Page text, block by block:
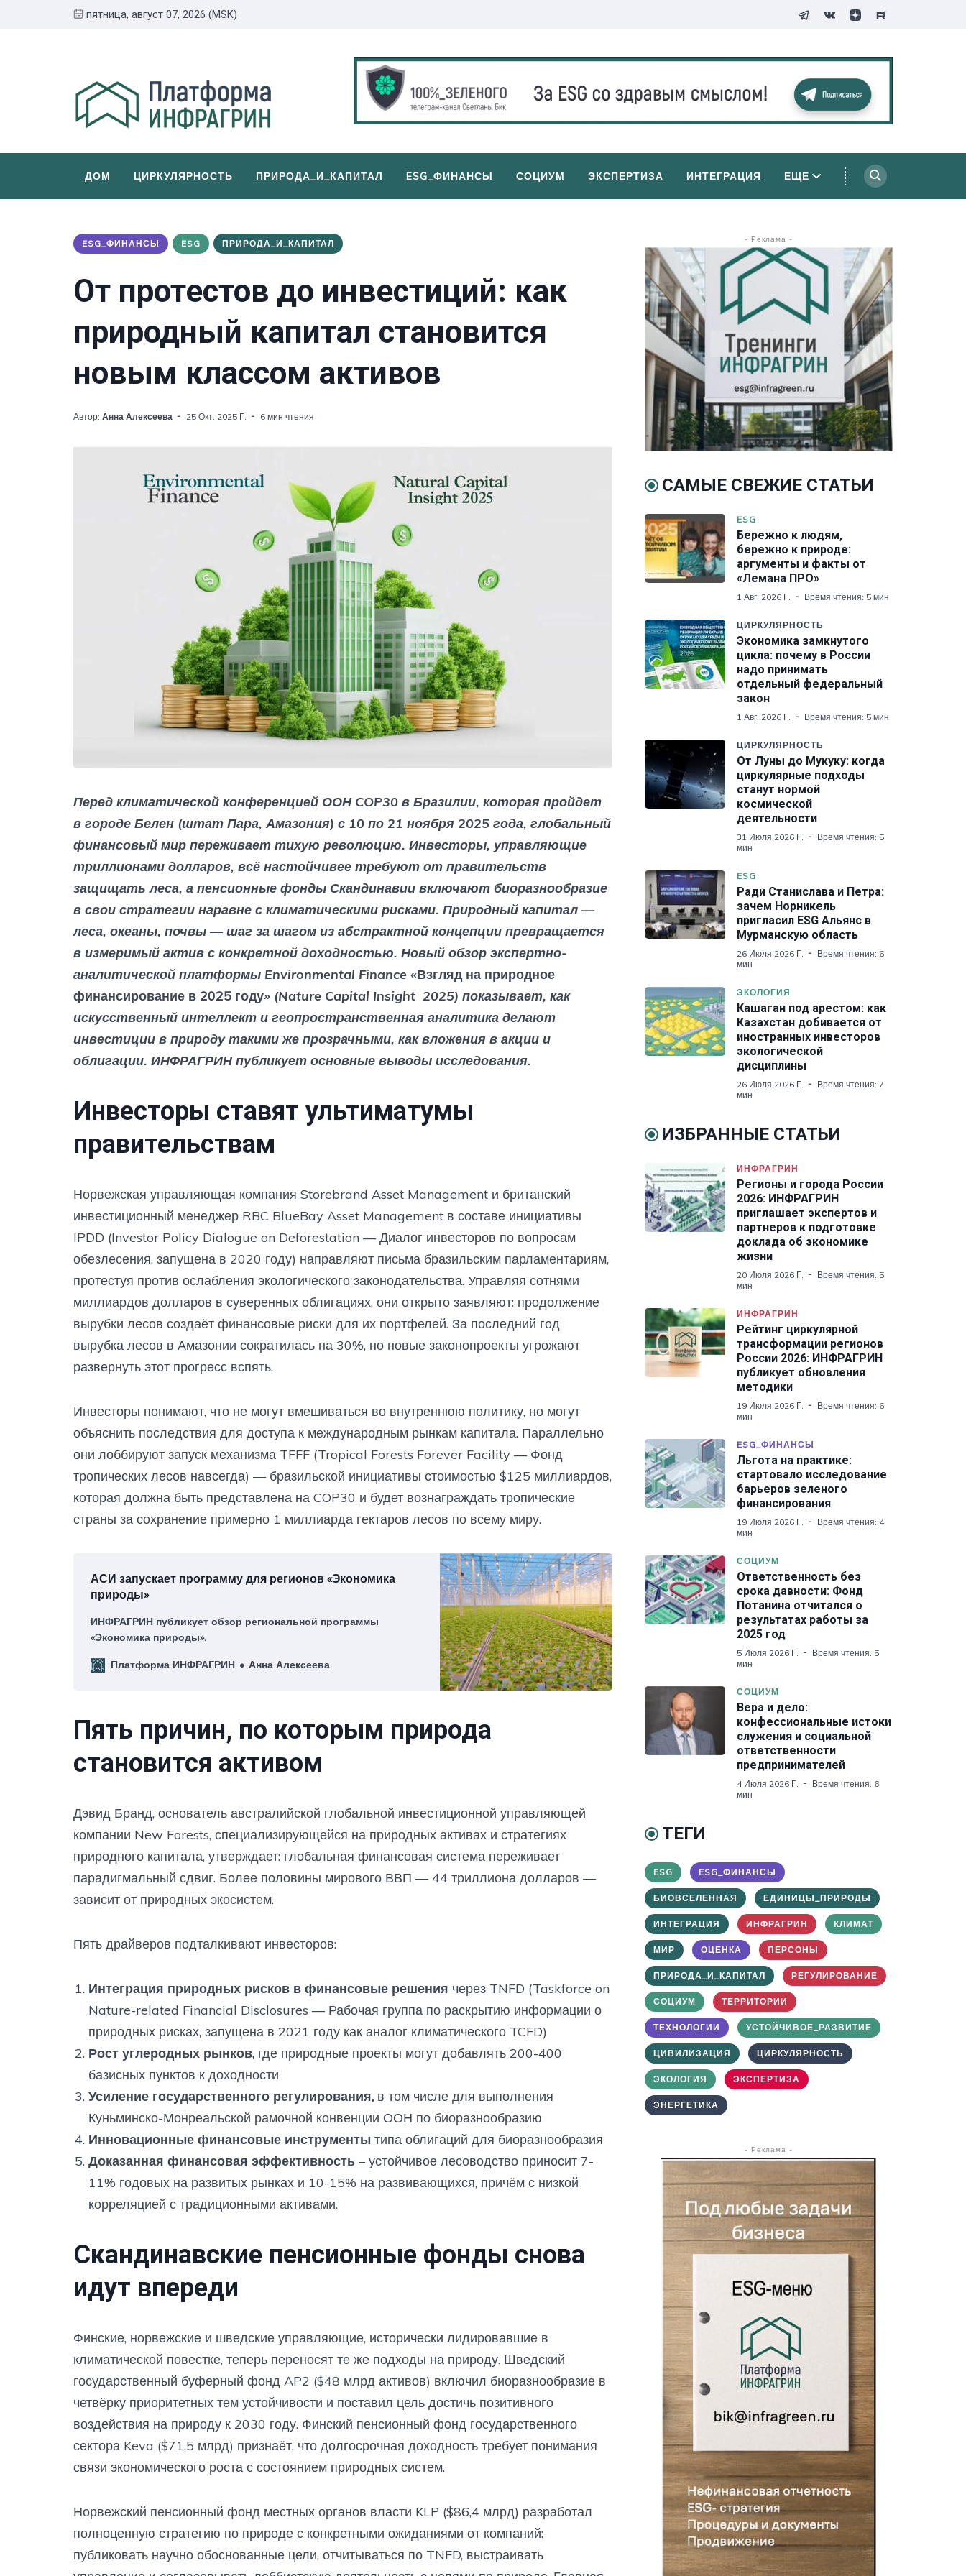
пятница, август 07, 2026 (MSK)
ДОМ ЦИРКУЛЯРНОСТЬ ПРИРОДА_И_КАПИТАЛ ESG_ФИНАНСЫ СОЦИУМ ЭКСПЕРТИЗА ИНТЕГРАЦИЯ ЕЩЕ
ESG_ФИНАНСЫ ESG ПРИРОДА_И_КАПИТАЛ
От протестов до инвестиций: как
природный капитал становится
новым классом активов
Автор: Анна Алексеева 25 Окт. 2025 Г. 6 мин чтения
Перед климатической конференцией ООН COP30 в Бразилии, которая пройдет
в городе Белен (штат Пара, Амазония) с 10 по 21 ноября 2025 года, глобальный
финансовый мир переживает тихую революцию. Инвесторы, управляющие
триллионами долларов, всё настойчивее требуют от правительств
защищать леса, а пенсионные фонды Скандинавии включают биоразнообразие
в свои стратегии наравне с климатическими рисками. Природный капитал —
леса, океаны, почвы — шаг за шагом из абстрактной концепции превращается
в измеримый актив с конкретной доходностью. Новый обзор экспертно-
аналитической платформы Environmental Finance «Взгляд на природное
финансирование в 2025 году» (Nature Capital Insight 2025) показывает, как
искусственный интеллект и геопространственная аналитика делают
инвестиции в природу такими же прозрачными, как вложения в акции и
облигации. ИНФРАГРИН публикует основные выводы исследования.
Инвесторы ставят ультиматумы
правительствам
Норвежская управляющая компания Storebrand Asset Management и британский
инвестиционный менеджер RBC BlueBay Asset Management в составе инициативы
IPDD (Investor Policy Dialogue on Deforestation — Диалог инвесторов по вопросам
обезлесения, запущена в 2020 году) направляют письма бразильским парламентариям,
протестуя против ослабления экологического законодательства. Управляя сотнями
миллиардов долларов в суверенных облигациях, они открыто заявляют: продолжение
вырубки лесов создаёт финансовые риски для их портфелей. За последний год
вырубка лесов в Амазонии сократилась на 30%, но новые законопроекты угрожают
развернуть этот прогресс вспять.
Инвесторы понимают, что не могут вмешиваться во внутреннюю политику, но могут
объяснить последствия для доступа к международным рынкам капитала. Параллельно
они лоббируют запуск механизма TFFF (Tropical Forests Forever Facility — Фонд
тропических лесов навсегда) — бразильской инициативы стоимостью $125 миллиардов,
которая должна быть представлена на COP30 и будет вознаграждать тропические
страны за сохранение примерно 1 миллиарда гектаров лесов по всему миру.
АСИ запускает программу для регионов «Экономика
природы»
ИНФРАГРИН публикует обзор региональной программы
«Экономика природы».
Платформа ИНФРАГРИН Анна Алексеева
Пять причин, по которым природа
становится активом
Дэвид Бранд, основатель австралийской глобальной инвестиционной управляющей
компании New Forests, специализирующейся на природных активах и стратегиях
природного капитала, утверждает: глобальная финансовая система переживает
парадигмальный сдвиг. Более половины мирового ВВП — 44 триллиона долларов —
зависит от природных экосистем.
Пять драйверов подталкивают инвесторов:
Интеграция природных рисков в финансовые решения через TNFD (Taskforce on
Nature-related Financial Disclosures — Рабочая группа по раскрытию информации о
природных рисках, запущена в 2021 году как аналог климатического TCFD)
Рост углеродных рынков,где природные проекты могут добавлять 200-400
базисных пунктов к доходности
Усиление государственного регулирования, в том числе для выполнения
Куньминско-Монреальской рамочной конвенции ООН по биоразнообразию
Инновационные финансовые инструменты типа облигаций для биоразнообразия
Доказанная финансовая эффективность– устойчивое лесоводство приносит 7-
11% годовых на развитых рынках и 10-15% на развивающихся, причём с низкой
корреляцией с традиционными активами.
Скандинавские пенсионные фонды снова
идут впереди
Финские, норвежские и шведские управляющие, исторически лидировавшие в
климатической повестке, теперь переносят те же подходы на природу. Шведский
государственный буферный фонд AP2 ($48 млрд активов) включил биоразнообразие в
четвёрку приоритетных тем устойчивости и поставил цель достичь позитивного
воздействия на природу к 2030 году. Финский пенсионный фонд государственного
сектора Keva ($71,5 млрд) признаёт, что долгосрочная доходность требует понимания
связи экономического роста с состоянием природных систем.
Норвежский пенсионный фонд местных органов власти KLP ($86,4 млрд) разработал
полноценную стратегию по природе с конкретными ожиданиями от компаний:
публиковать научно обоснованные цели, отчитываться по TNFD, выстраивать
- Реклама -
САМЫЕ СВЕЖИЕ СТАТЬИ
ESG
Бережно к людям,
бережно к природе:
аргументы и факты от
«Лемана ПРО»
1 Авг. 2026 Г. Время чтения: 5 мин
ЦИРКУЛЯРНОСТЬ
Экономика замкнутого
цикла: почему в России
надо принимать
отдельный федеральный
закон
1 Авг. 2026 Г. Время чтения: 5 мин
ЦИРКУЛЯРНОСТЬ
От Луны до Мукуку: когда
циркулярные подходы
станут нормой
космической
деятельности
31 Июля 2026 Г.
Время чтения: 5
мин
ESG
Ради Станислава и Петра:
зачем Норникель
пригласил ESG Альянс в
Мурманскую область
26 Июля 2026 Г.
Время чтения: 6
мин
ЭКОЛОГИЯ
Кашаган под арестом: как
Казахстан добивается от
иностранных инвесторов
экологической
дисциплины
26 Июля 2026 Г.
Время чтения: 7
мин
ИЗБРАННЫЕ СТАТЬИ
ИНФРАГРИН
Регионы и города России
2026: ИНФРАГРИН
приглашает экспертов и
партнеров к подготовке
доклада об экономике
жизни
20 Июля 2026 Г.
Время чтения: 5
мин
ИНФРАГРИН
Рейтинг циркулярной
трансформации регионов
России 2026: ИНФРАГРИН
публикует обновления
методики
19 Июля 2026 Г.
Время чтения: 6
мин
ESG_ФИНАНСЫ
Льгота на практике:
стартовало исследование
барьеров зеленого
финансирования
19 Июля 2026 Г.
Время чтения: 4
мин
СОЦИУМ
Ответственность без
срока давности: Фонд
Потанина отчитался о
результатах работы за
2025 год
5 Июля 2026 Г.
Время чтения: 5
мин
СОЦИУМ
Вера и дело:
конфессиональные истоки
служения и социальной
ответственности
предпринимателей
4 Июля 2026 Г.
Время чтения: 6
мин
ТЕГИ
ESG ESG_ФИНАНСЫ
БИОВСЕЛЕННАЯ ЕДИНИЦЫ_ПРИРОДЫ
ИНТЕГРАЦИЯ ИНФРАГРИН КЛИМАТ
МИР ОЦЕНКА ПЕРСОНЫ
ПРИРОДА_И_КАПИТАЛ РЕГУЛИРОВАНИЕ
СОЦИУМ ТЕРРИТОРИИ
ТЕХНОЛОГИИ УСТОЙЧИВОЕ_РАЗВИТИЕ
ЦИВИЛИЗАЦИЯ ЦИРКУЛЯРНОСТЬ
ЭКОЛОГИЯ ЭКСПЕРТИЗА
ЭНЕРГЕТИКА
- Реклама -